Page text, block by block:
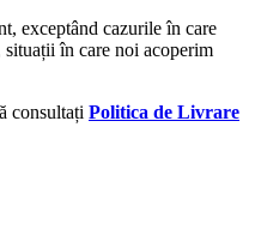
exceptând cazurile în care
situații în care noi acoperim
consultați Politica de Livrare